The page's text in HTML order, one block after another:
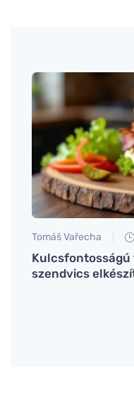
Tomáš Vařecha
Kulcsfontosságú
szendvics